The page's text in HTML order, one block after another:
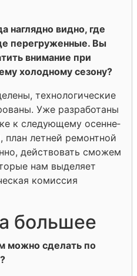
наглядно видно, где
перегруженные. Вы
внимание при
холодному сезону?
технологические
Уже разработаны
к следующему осенне­
летней ремонтной
действовать сможем
нам выделяет
комиссия
большее
можно сделать по